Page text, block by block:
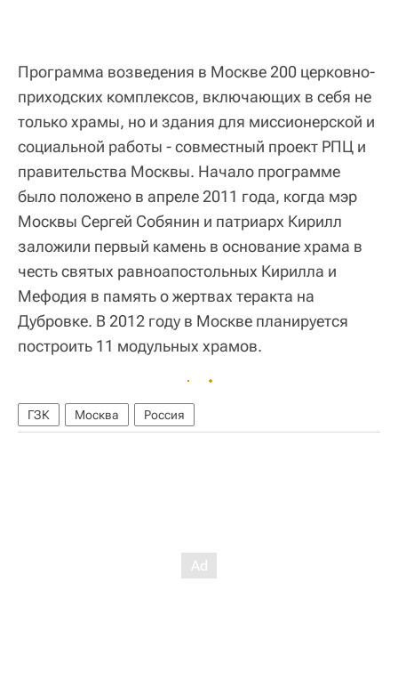
Программа возведения в Москве 200 церковно-
приходских комплексов, включающих в себя не
только храмы, но и здания для миссионерской и
социальной работы - совместный проект РПЦ и
правительства Москвы. Начало программе
было положено в апреле 2011 года, когда мэр
Москвы Сергей Собянин и патриарх Кирилл
заложили первый камень в основание храма в
честь святых равноапостольных Кирилла и
Мефодия в память о жертвах теракта на
Дубровке. В 2012 году в Москве планируется
построить 11 модульных храмов.
ГЗК Москва Россия